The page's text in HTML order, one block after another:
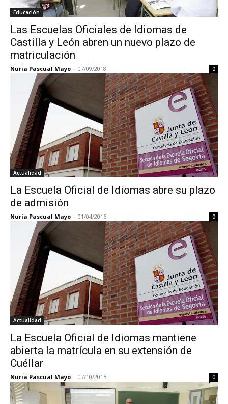
Educación
Las Escuelas Oficiales de Idiomas de
Castilla y León abren un nuevo plazo de
matriculación
Nuria Pascual Mayo - 07/09/2018 0
Actualidad
La Escuela Oficial de Idiomas abre su plazo
de admisión
Nuria Pascual Mayo - 01/04/2016 0
Actualidad
La Escuela Oficial de Idiomas mantiene
abierta la matrícula en su extensión de
Cuéllar
Nuria Pascual Mayo - 07/10/2015 0